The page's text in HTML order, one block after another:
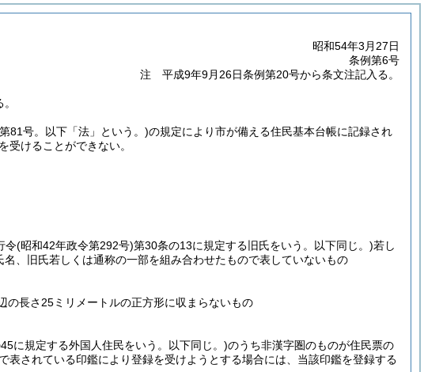
昭和54年3月27日
条例第6号
注 平成9年9月26日条例第20号から条文注記入る。
81号。以下「法」という。)の規定により市が備える住民基本台帳に記録され
受けることができない。
令(昭和42年政令第292号)第30条の13に規定する旧氏をいう。以下同じ。)若し
名、旧氏若しくは通称の一部を組み合わせたもので表していないもの
の長さ25ミリメートルの正方形に収まらないもの
に規定する外国人住民をいう。以下同じ。)のうち非漢字圏のものが住民票の
されている印鑑により登録を受けようとする場合には、当該印鑑を登録する